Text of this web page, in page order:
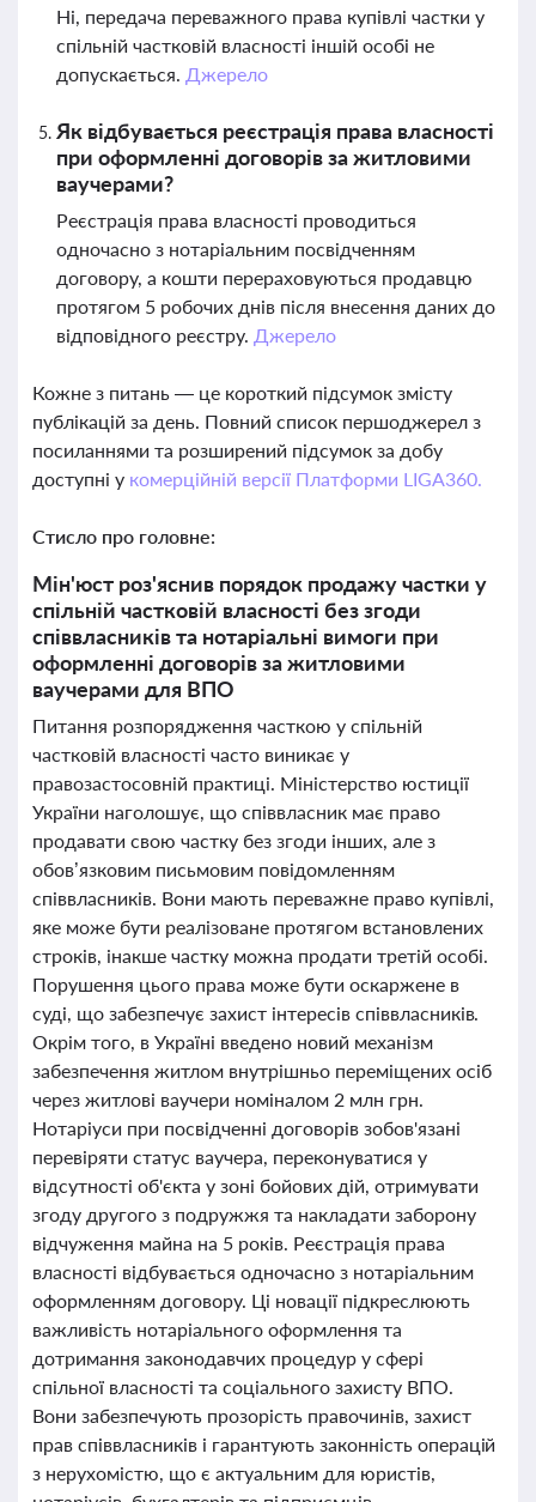
Ні, передача переважного права купівлі частки у
спільній частковій власності іншій особі не
допускається. Джерело
Як відбувається реєстрація права власності
при оформленні договорів за житловими
ваучерами?
Реєстрація права власності проводиться
одночасно з нотаріальним посвідченням
договору, а кошти перераховуються продавцю
протягом 5 робочих днів після внесення даних до
відповідного реєстру. Джерело
Кожне з питань — це короткий підсумок змісту
публікацій за день. Повний список першоджерел з
посиланнями та розширений підсумок за добу
доступні у комерційній версії Платформи LIGA360.
Стисло про головне:
Мін'юст роз'яснив порядок продажу частки у
спільній частковій власності без згоди
співвласників та нотаріальні вимоги при
оформленні договорів за житловими
ваучерами для ВПО
Питання розпорядження часткою у спільній
частковій власності часто виникає у
правозастосовній практиці. Міністерство юстиції
України наголошує, що співвласник має право
продавати свою частку без згоди інших, але з
обов’язковим письмовим повідомленням
співвласників. Вони мають переважне право купівлі,
яке може бути реалізоване протягом встановлених
строків, інакше частку можна продати третій особі.
Порушення цього права може бути оскаржене в
суді, що забезпечує захист інтересів співвласників.
Окрім того, в Україні введено новий механізм
забезпечення житлом внутрішньо переміщених осіб
через житлові ваучери номіналом 2 млн грн.
Нотаріуси при посвідченні договорів зобов'язані
перевіряти статус ваучера, переконуватися у
відсутності об'єкта у зоні бойових дій, отримувати
згоду другого з подружжя та накладати заборону
відчуження майна на 5 років. Реєстрація права
власності відбувається одночасно з нотаріальним
оформленням договору. Ці новації підкреслюють
важливість нотаріального оформлення та
дотримання законодавчих процедур у сфері
спільної власності та соціального захисту ВПО.
Вони забезпечують прозорість правочинів, захист
прав співвласників і гарантують законність операцій
з нерухомістю, що є актуальним для юристів,